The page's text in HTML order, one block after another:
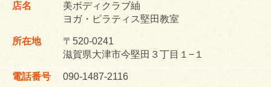
店名
美ボディクラブ紬
ヨガ・ピラティス堅田教室
所在地
〒520-0241
滋賀県大津市今堅田３丁目１−１
電話番号 090-1487-2116